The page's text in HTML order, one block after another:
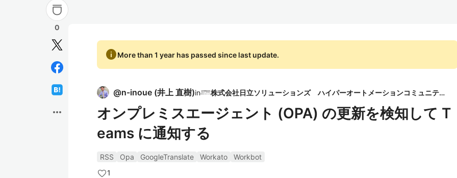
0
more_horiz
infoMore than 1 year has passed since last update.
@n-inoue (井上 直樹)in 株式会社日立ソリューションズ ハイパーオートメーションコミュニティ
オンプレミスエージェント (OPA) の更新を検知して T
eams に通知する
RSS Opa GoogleTranslate Workato
Workbot
1